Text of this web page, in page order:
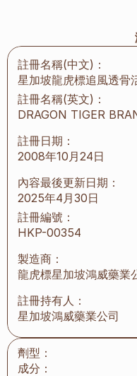
註冊名稱(中文)：
星加坡龍虎標追風透骨
註冊名稱(英文)：
DRAGON TIGER
註冊日期：
2008年10月24日
內容最後更新日期：
2025年4月30日
註冊編號：
HKP-00354
製造商：
龍虎標星加坡鴻威藥業
註冊持有人：
星加坡鴻威藥業公司
劑型：
成分：